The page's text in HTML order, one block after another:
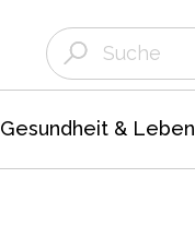
Gesundheit & Leben